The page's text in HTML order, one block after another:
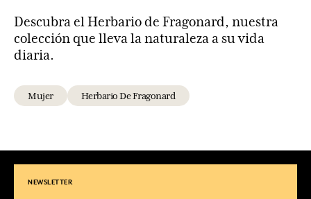
Descubra el Herbario de Fragonard, nuestra
colección que lleva la naturaleza a su vida
diaria.
Mujer Herbario De Fragonard
NEWSLETTER